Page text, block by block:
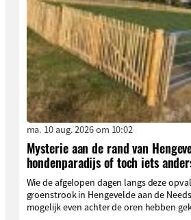
ma. 10 aug. 2026 om 10:02
Mysterie aan de rand van
hondenparadijs of toch iets
Wie de afgelopen dagen langs deze
groenstrook in Hengevelde aan de
mogelijk even achter de oren hebben